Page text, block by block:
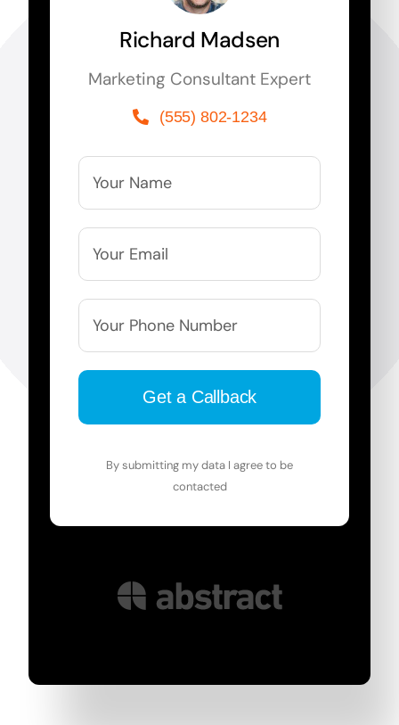
Richard Madsen
Marketing Consultant Expert
(555) 802-1234
By submitting my data I agree to be
contacted